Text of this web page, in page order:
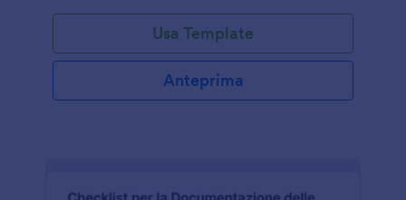
Usa Template
Anteprima